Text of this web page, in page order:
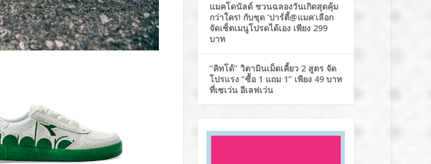
แมคโดนัลด์ ชวนฉลองวันเกิดสุดคุ้ม
กว่าใคร! กับชุด ‘ปาร์ตี้@แมค’เลือก
จัดเซ็ตเมนูโปรดได้เอง เพียง 299
บาท
“คิทโด้” วิตามินเม็ดเคี้ยว 2 สูตร จัด
โปรแรง “ซื้อ 1 แถม 1” เพียง 49 บาท
ที่เซเว่น อีเลฟเว่น